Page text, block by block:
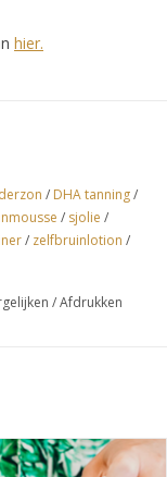
hier.
op jouw huid,
zorgt
selftan glove te
je direct een
tijdens de
of gezicht en hals.
mousse?
/ DHA tanning/
/ sjolie /
/ zelfbruinlotion /
/Afdrukken